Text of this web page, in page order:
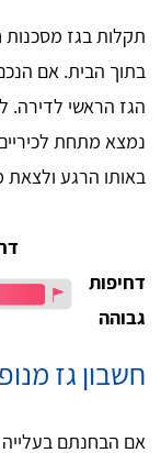
תקלות בגז מסכנות
בתוך הבית. אם
הגז הראשי לדירה.
נמצא מתחת
באותו הרגע ולצאת
דחיפות
גבוהה
חשבון גז
אם הבחנתם בעלייה